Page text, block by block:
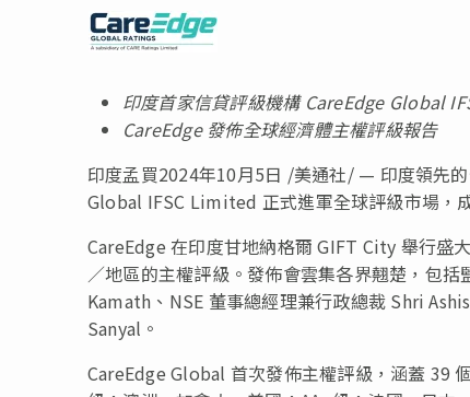
印度首家信貸評級機構 CareEdge Global
CareEdge 發佈全球經濟體主權評級報告
印度孟買2024年10月5日 /美通社/ — 印度領先
Global IFSC Limited 正式進軍全球評級市場，
CareEdge 在印度甘地納格爾 GIFT City 舉行盛
／地區的主權評級。發佈會雲集各界翹楚，包
Kamath、NSE 董事總經理兼行政總裁 Shri
Sanyal。
CareEdge Global 首次發佈主權評級，涵蓋 39